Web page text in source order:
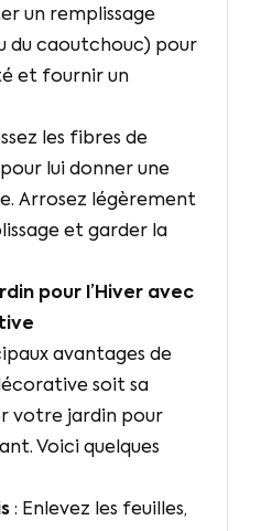
un remplissage
du caoutchouc) pour
et fournir un
les fibres de
lui donner une
Arrosez légèrement
et garder la
pour l’Hiver avec
avantages de
soit sa
votre jardin pour
Voici quelques
: Enlevez les feuilles,